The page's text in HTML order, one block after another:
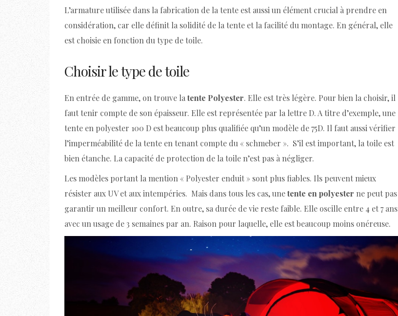
L’armature utilisée dans la fabrication de la tente est aussi un élément crucial à prendre en
considération, car elle définit la solidité de la tente et la facilité du montage. En général, elle
est choisie en fonction du type de toile.
Choisir le type de toile
En entrée de gamme, on trouve latente Polyester. Elle est très légère. Pour bien la choisir, il
faut tenir compte de son épaisseur. Elle est représentée par la lettre D. A titre d’exemple, une
tente en polyester 100 D est beaucoup plus qualifiée qu’un modèle de 75D. Il faut aussi vérifier
l’imperméabilité de la tente en tenant compte du « schmeber ». S’il est important, la toile est
bien étanche. La capacité de protection de la toile n’est pas à négliger.
Les modèles portant la mention « Polyester enduit » sont plus fiables. Ils peuvent mieux
résister aux UV et aux intempéries. Mais dans tous les cas, unetente en polyester ne peut pas
garantir un meilleur confort. En outre, sa durée de vie reste faible. Elle oscille entre 4 et 7 ans
avec un usage de 3 semaines par an. Raison pour laquelle, elle est beaucoup moins onéreuse.